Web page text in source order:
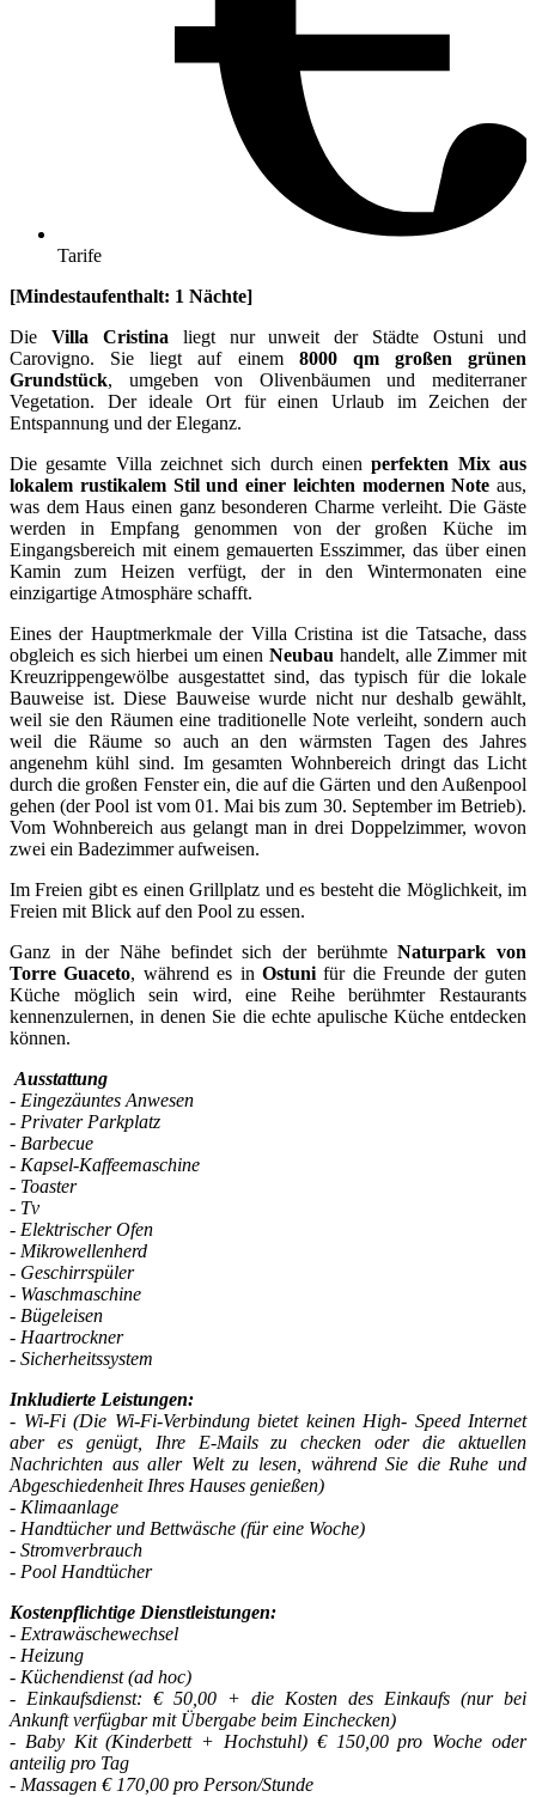
Tarife
[Mindestaufenthalt: 1 Nächte]
Die Villa Cristina liegt nur unweit der Städte Ostuni und
Carovigno. Sie liegt auf einem 8000 qm großen grünen
Grundstück, umgeben von Olivenbäumen und mediterraner
Vegetation. Der ideale Ort für einen Urlaub im Zeichen der
Entspannung und der Eleganz.
Die gesamte Villa zeichnet sich durch einenperfekten Mix aus
lokalem rustikalem Stil und einer leichten modernen Note aus,
was dem Haus einen ganz besonderen Charme verleiht. Die Gäste
werden in Empfang genommen von der großen Küche im
Eingangsbereich mit einem gemauerten Esszimmer, das über einen
Kamin zum Heizen verfügt, der in den Wintermonaten eine
einzigartige Atmosphäre schafft.
Eines der Hauptmerkmale der Villa Cristina ist die Tatsache, dass
obgleich es sich hierbei um einenNeubau handelt, alle Zimmer mit
Kreuzrippengewölbe ausgestattet sind, das typisch für die lokale
Bauweise ist. Diese Bauweise wurde nicht nur deshalb gewählt,
weil sie den Räumen eine traditionelle Note verleiht, sondern auch
weil die Räume so auch an den wärmsten Tagen des Jahres
angenehm kühl sind. Im gesamten Wohnbereich dringt das Licht
durch die großen Fenster ein, die auf die Gärten und den Außenpool
gehen (der Pool ist vom 01. Mai bis zum 30. September im Betrieb).
Vom Wohnbereich aus gelangt man in drei Doppelzimmer, wovon
zwei ein Badezimmer aufweisen.
Im Freien gibt es einen Grillplatz und es besteht die Möglichkeit, im
Freien mit Blick auf den Pool zu essen.
Ganz in der Nähe befindet sich der berühmteNaturpark von
Torre Guaceto, während es inOstuni für die Freunde der guten
Küche möglich sein wird, eine Reihe berühmter Restaurants
kennenzulernen, in denen Sie die echte apulische Küche entdecken
können.
Ausstattung
- Eingezäuntes Anwesen
- Privater Parkplatz
- Barbecue
- Kapsel-Kaffeemaschine
- Toaster
- Tv
- Elektrischer Ofen
- Mikrowellenherd
- Geschirrspüler
- Waschmaschine
- Bügeleisen
- Haartrockner
- Sicherheitssystem
Inkludierte Leistungen:
- Wi-Fi (Die Wi-Fi-Verbindung bietet keinen High- Speed Internet
aber es genügt, Ihre E-Mails zu checken oder die aktuellen
Nachrichten aus aller Welt zu lesen, während Sie die Ruhe und
Abgeschiedenheit Ihres Hauses genießen)
- Klimaanlage
- Handtücher und Bettwäsche (für eine Woche)
- Stromverbrauch
- Pool Handtücher
Kostenpflichtige Dienstleistungen:
- Extrawäschewechsel
- Heizung
- Küchendienst (ad hoc)
- Einkaufsdienst: € 50,00 + die Kosten des Einkaufs (nur bei
Ankunft verfügbar mit Übergabe beim Einchecken)
- Baby Kit (Kinderbett + Hochstuhl) € 150,00 pro Woche oder
anteilig pro Tag
- Massagen € 170,00 pro Person/Stunde